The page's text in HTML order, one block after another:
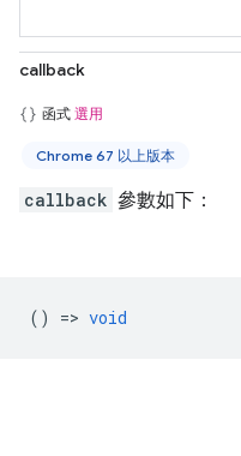
callback
函式 選用
Chrome 67 以上版本
callback 參數如下：
() => void